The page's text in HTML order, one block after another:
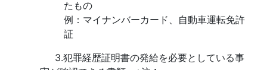
たもの
例：マイナンバーカード、自動車運転免許
証
3.犯罪経歴証明書の発給を必要としている事